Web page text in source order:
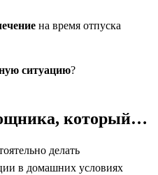
на время отпуска
ситуацию?
который…
делать
в домашних условиях